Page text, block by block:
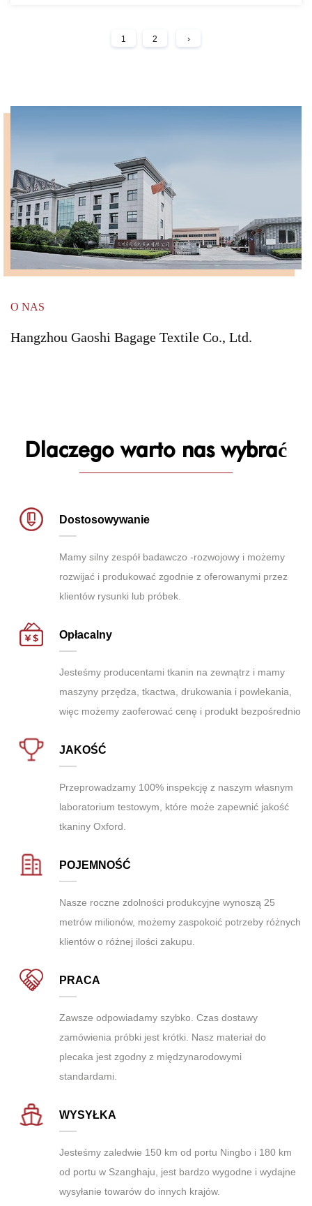
1 2 ›
O NAS
Hangzhou Gaoshi Bagage Textile Co., Ltd.
Dlaczego warto nas wybrać
Dostosowywanie
Mamy silny zespół badawczo -rozwojowy i możemy
rozwijać i produkować zgodnie z oferowanymi przez
klientów rysunki lub próbek.
Opłacalny
Jesteśmy producentami tkanin na zewnątrz i mamy
maszyny przędza, tkactwa, drukowania i powlekania,
więc możemy zaoferować cenę i produkt bezpośrednio
JAKOŚĆ
Przeprowadzamy 100% inspekcję z naszym własnym
laboratorium testowym, które może zapewnić jakość
tkaniny Oxford.
POJEMNOŚĆ
Nasze roczne zdolności produkcyjne wynoszą 25
metrów milionów, możemy zaspokoić potrzeby różnych
klientów o różnej ilości zakupu.
PRACA
Zawsze odpowiadamy szybko. Czas dostawy
zamówienia próbki jest krótki. Nasz materiał do
plecaka jest zgodny z międzynarodowymi
standardami.
WYSYŁKA
Jesteśmy zaledwie 150 km od portu Ningbo i 180 km
od portu w Szanghaju, jest bardzo wygodne i wydajne
wysyłanie towarów do innych krajów.